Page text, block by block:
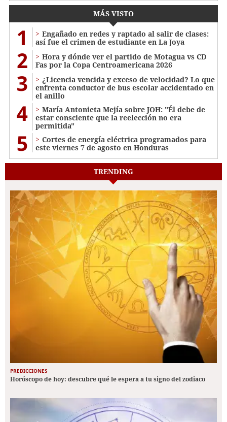
MÁS VISTO
1
Engañado en redes y raptado al salir de clases:
así fue el crimen de estudiante en La Joya
2
Hora y dónde ver el partido de Motagua vs CD
Fas por la Copa Centroamericana 2026
3
¿Licencia vencida y exceso de velocidad? Lo que
enfrenta conductor de bus escolar accidentado en
el anillo
4
María Antonieta Mejía sobre JOH: "Él debe de
estar consciente que la reelección no era
permitida"
5
Cortes de energía eléctrica programados para
este viernes 7 de agosto en Honduras
TRENDING
PREDICCIONES
Horóscopo de hoy: descubre qué le espera a tu signo del zodiaco